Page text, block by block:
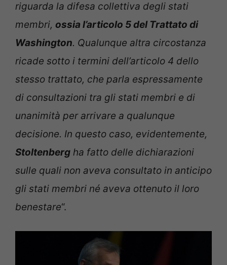
riguarda la difesa collettiva degli stati
membri, ossia l’articolo 5 del Trattato di
Washington. Qualunque altra circostanza
ricade sotto i termini dell’articolo 4 dello
stesso trattato, che parla espressamente
di consultazioni tra gli stati membri e di
unanimità per arrivare a qualunque
decisione. In questo caso, evidentemente,
Stoltenberg ha fatto delle dichiarazioni
sulle quali non aveva consultato in anticipo
gli stati membri né aveva ottenuto il loro
benestare“.